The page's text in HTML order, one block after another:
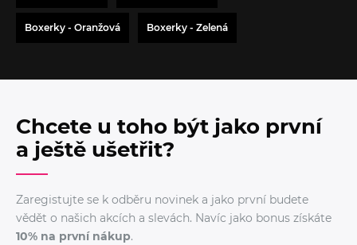
Boxerky - Oranžová Boxerky - Zelená
Chcete u toho být jako první
a ještě ušetřit?
Zaregistujte se k odběru novinek a jako první budete
vědět o našich akcích a slevách. Navíc jako bonus získáte
10% na první nákup.